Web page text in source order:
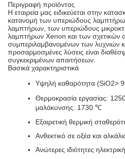
Περιγραφή προϊόντος
Η εταιρεία μας ειδικεύεται στην
κατανομή των υπεριώδους
λαμπτήρων, των υπεριώδους
λαμπτήρων Xenon και των σχετικών
συμπεριλαμβανομένων των λυχνιών
προσαρμοσμένες λύσεις είναι
συγκεκριμένων απαιτήσεων.
Βασικά χαρακτηριστικά
Υψηλή καθαρότητα (SiO2>
Θερμοκρασία εργασίας:
μαλάκυνσης: 1730 ℃
Εξαιρετική θερμική
Ανθεκτικό σε οξέα και
Ανώτερες ιδιότητες